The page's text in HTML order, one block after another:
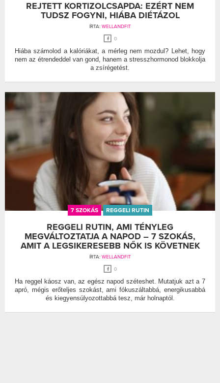
REJTETT KORTIZOLCSAPDA: EZÉRT NEM
TUDSZ FOGYNI, HIÁBA DIÉTÁZOL
ÍRTA: WELLANDFIT
0
Hiába számolod a kalóriákat, a mérleg nem mozdul? Lehet, hogy
nem az étrendeddel van gond, hanem a stresszhormonod blokkolja
a zsírégetést.
7 SZOKÁS REGGELI RUTIN
REGGELI RUTIN, AMI TÉNYLEG
MEGVÁLTOZTATJA A NAPOD – 7 SZOKÁS,
AMIT A LEGSIKERESEBB NŐK IS KÖVETNEK
ÍRTA: WELLANDFIT
0
Ha reggel káosz van, az egész napod széteshet. Mutatjuk azt a 7
apró, mégis erőteljes szokást, ami fókuszáltabbá, energikusabbá
és kiegyensúlyozottabbá tesz, már holnaptól.